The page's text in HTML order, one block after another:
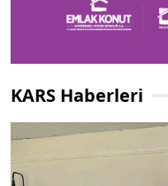
KARS Haberleri